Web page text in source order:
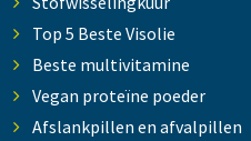
Top 5 Beste Visolie
Beste multivitamine
Vegan proteïne poeder
Afslankpillen en afvalpillen